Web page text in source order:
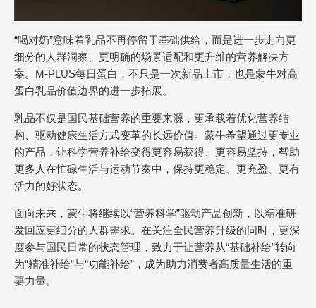
“喝对奶”意味着乳品不再停留于基础供给，而是进一步走向更
细分的人群洞察、更明确的场景适配和更升维的营养解决方
案。M-PLUS每日蛋白，不只是一次新品上市，也是蒙牛对高
蛋白乳品价值边界的进一步拓展。
乳品不仅是国民基础营养的重要来源，更承载着优化营养结
构、驱动健康生活方式变革的长远价值。蒙牛希望通过更专业
的产品，让科学营养补给变得更容易获得、更容易坚持，帮助
更多人在忙碌生活与运动节奏中，保持更稳定、更充盈、更有
活力的好状态。
面向未来，蒙牛将继续以“营养科学”驱动产品创新，以精准研
发回应更细分的人群需求。在关注全民营养升级的同时，更深
度参与国民日常的状态管理，致力于让营养从“基础补给”转向
为“精准补给”与“功能补给”，成为助力消费者高质量生活的重
要力量。